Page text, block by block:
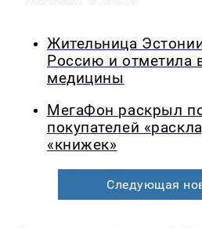
Жительница
Россию и отметила
медицины
МегаФон раскрыл
покупателей
«книжек»
Следующая